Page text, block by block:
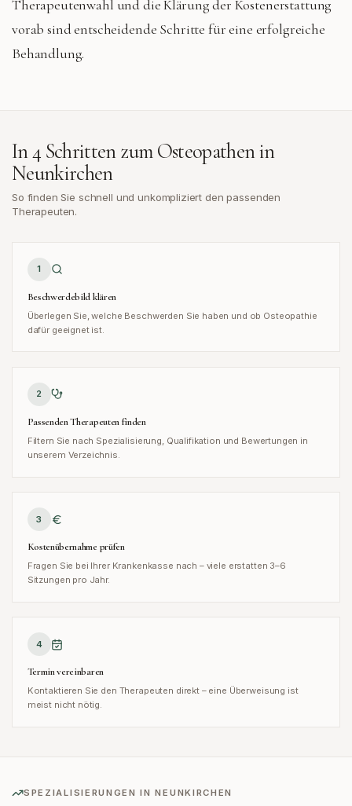
Therapeutenwahl und die Klärung der Kostenerstattung
vorab sind entscheidende Schritte für eine erfolgreiche
Behandlung.
In 4 Schritten zum Osteopathen in
Neunkirchen
So finden Sie schnell und unkompliziert den passenden
Therapeuten.
1
Beschwerdebild klären
Überlegen Sie, welche Beschwerden Sie haben und ob Osteopathie
dafür geeignet ist.
2
Passenden Therapeuten finden
Filtern Sie nach Spezialisierung, Qualifikation und Bewertungen in
unserem Verzeichnis.
3
Kostenübernahme prüfen
Fragen Sie bei Ihrer Krankenkasse nach – viele erstatten 3–6
Sitzungen pro Jahr.
4
Termin vereinbaren
Kontaktieren Sie den Therapeuten direkt – eine Überweisung ist
meist nicht nötig.
SPEZIALISIERUNGEN INNEUNKIRCHEN